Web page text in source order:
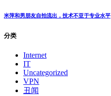
米萍和男朋友自拍流出，技术不亚于专业水平
分类
Internet
IT
Uncategorized
VPN
丑闻